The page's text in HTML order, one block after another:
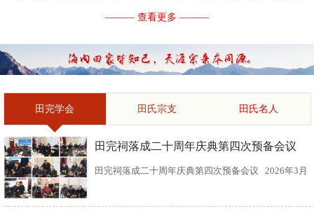
——— 查看更多 ———
田完学会 田氏宗支 田氏名人
田完祠落成二十周年庆典第四次预备会议
田完祠落成二十周年庆典第四次预备会议 2026年3月